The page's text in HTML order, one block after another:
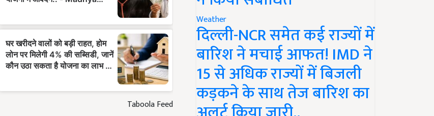
Taboola Feed
Weather
दिल्ली-NCR समेत कई राज्यों में
बारिश ने मचाई आफत! IMD ने
15 से अधिक राज्यों में बिजली
कड़कने के साथ तेज बारिश का